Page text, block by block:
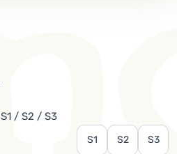
S1 / S2 / S3
S1 S2 S3